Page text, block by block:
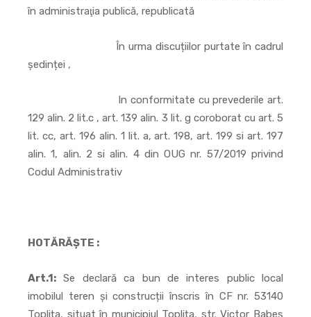
în administraţia publică, republicată
În urma discuțiilor purtate în cadrul
ședinței ,
In conformitate cu prevederile art.
129 alin. 2 lit.c , art. 139 alin. 3 lit. g coroborat cu art. 5
lit. cc, art. 196 alin. 1 lit. a, art. 198, art. 199 si art. 197
alin. 1, alin. 2 si alin. 4 din OUG nr. 57/2019 privind
Codul Administrativ
HOTĂRĂȘTE :
Art.1: Se declară ca bun de interes public local
imobilul teren și construcții înscris în CF nr. 53140
Toplița, situat în municipiul Toplița, str. Victor Babeș